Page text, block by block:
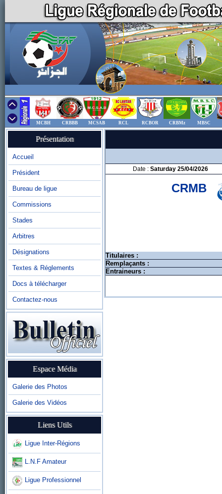
MCBH CRBBB MCSAB RCL RCBOR CRBMz MBSC
Présentation
Accueil
Président
Bureau de ligue
Commissions
Stades
Arbitres
Désignations
Textes & Réglements
Docs à télécharger
Contactez-nous
Espace Média
Galerie des Photos
Galerie des Vidéos
Liens Utils
Ligue Inter-Régions
L.N.F Amateur
Ligue Professionnel
Date : Saturday 25/04/2026
CRMB
Titulaires :
Remplaçants :
Entraineurs :